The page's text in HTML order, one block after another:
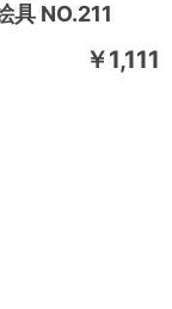
具 NO.211
￥1,111